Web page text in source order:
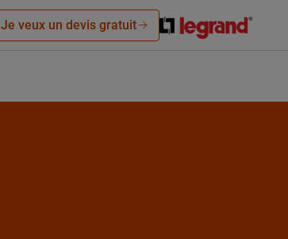
Je veux un devis gratuit